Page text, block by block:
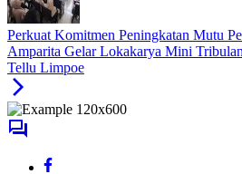
Perkuat Komitmen Peningkatan Mutu
Amparita Gelar Lokakarya Mini
Tellu Limpoe